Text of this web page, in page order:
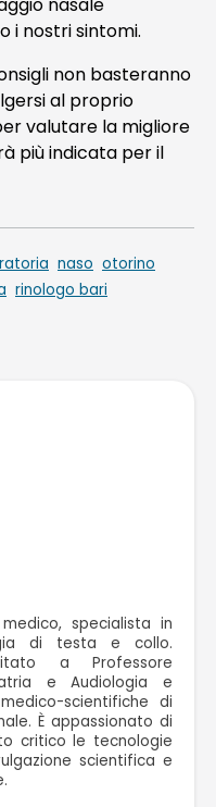
i nostri sintomi.
non basteranno
al proprio
valutare la migliore
più indicata per il
naso otorino
rinologo bari
specialista in
di testa e collo.
a Professore
e Audiologia e
scientifiche di
È appassionato di
critico le tecnologie
scientifica e